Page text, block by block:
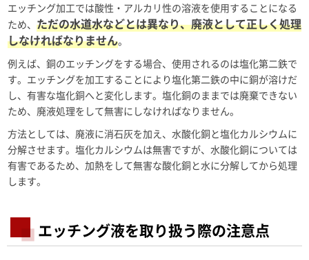
エッチング加工では酸性・アルカリ性の溶液を使用することになる
ため、 ただの水道水などとは異なり、廃液として正しく処理
しなければなりません。
例えば、銅のエッチングをする場合、使用されるのは塩化第二鉄で
す。エッチングを加工することにより塩化第二鉄の中に銅が溶けだ
し、有害な塩化銅へと変化します。塩化銅のままでは廃棄できない
ため、廃液処理をして無害にしなければなりません。
方法としては、廃液に消石灰を加え、水酸化銅と塩化カルシウムに
分解させます。塩化カルシウムは無害ですが、水酸化銅については
有害であるため、加熱をして無害な酸化銅と水に分解してから処理
します。
エッチング液を取り扱う際の注意点